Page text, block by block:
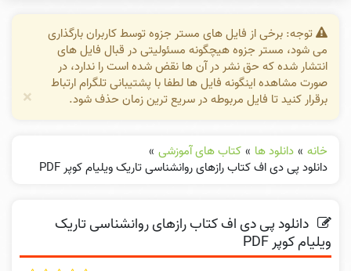
توجه: برخی از فایل های مستر جزوه توسط کاربران بارگذاری
می شود، مستر جزوه هیچگونه مسئولیتی در قبال فایل های
انتشار شده که حق نشر در آن ها نقض شده است را ندارد، در
صورت مشاهده اینگونه فایل ها لطفا با پشتیبانی تلگرام ارتباط
برقرار کنید تا فایل مربوطه در سریع ترین زمان حذف شود.
×
خانه » دانلود ها » کتاب های آموزشی »
دانلود پی دی اف کتاب رازهای روانشناسی تاریک ویلیام کوپر PDF
دانلود پی دی اف کتاب رازهای روانشناسی تاریک
ویلیام کوپر PDF